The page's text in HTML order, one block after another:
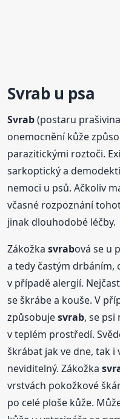
Svrabu psa
Svrab(postaru
onemocnění kůže
parazitickými roztoči.
sarkoptický a
nemoci u psů. Ačkoliv
včasné rozpoznání
jinak dlouhodobé léčby.
Zákožkasvrabová se u
a tedy častým drbáním,
v případě alergií.
se škrábe a kouše. V
způsobujesvrab, se
v teplém prostředí.
škrábat jak ve dne, tak i
neviditelný. Zákožka
vrstvách pokožkové
po celé ploše kůže.